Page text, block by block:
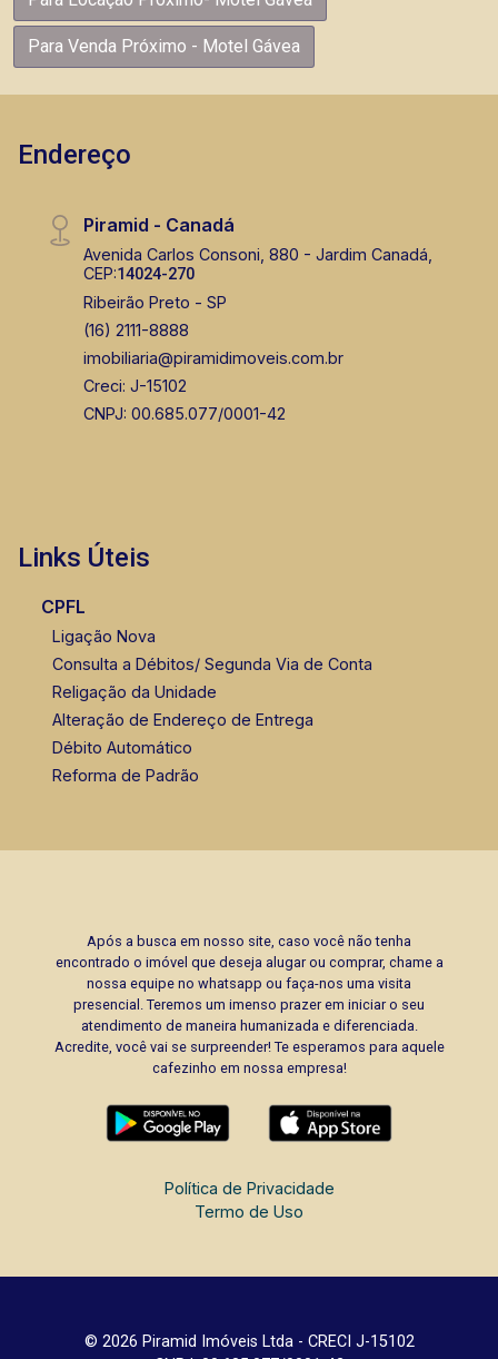
Para Venda Próximo - Motel Gávea
Endereço
Piramid - Canadá
Avenida Carlos Consoni, 880 - Jardim Canadá,
CEP:14024-270
Ribeirão Preto - SP
(16) 2111-8888
imobiliaria@piramidimoveis.com.br
Creci: J-15102
CNPJ: 00.685.077/0001-42
Links Úteis
CPFL
Ligação Nova
Consulta a Débitos/ Segunda Via de Conta
Religação da Unidade
Alteração de Endereço de Entrega
Débito Automático
Reforma de Padrão
Após a busca em nosso site, caso você não tenha
encontrado o imóvel que deseja alugar ou comprar, chame a
nossa equipe no whatsapp ou faça-nos uma visita
presencial. Teremos um imenso prazer em iniciar o seu
atendimento de maneira humanizada e diferenciada.
Acredite, você vai se surpreender! Te esperamos para aquele
cafezinho em nossa empresa!
Política de Privacidade
Termo de Uso
© 2026 Piramid Imóveis Ltda - CRECI J-15102